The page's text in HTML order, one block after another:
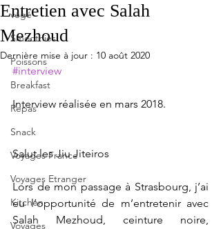
végé
Smoothies
Poissons
Breakfast
Repas
Snack
Voyages France
Voyages Etranger
Kitchen
Voyages
Entretien avec Salah
Mezhoud
Dernière mise à jour : 10 août 2020
#interview
Interview réalisée en mars 2018.
Salut les Jiu Jiteiros
Lors de mon passage à Strasbourg, j’ai
eu l’opportunité de m’entretenir avec
Salah Mezhoud, ceinture noire,